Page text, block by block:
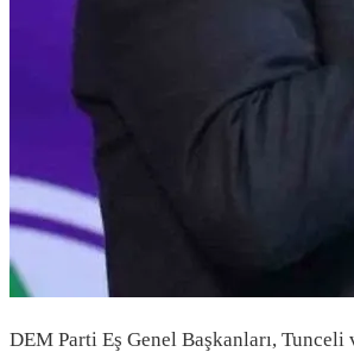
DEM Parti Eş Genel Başkanları,